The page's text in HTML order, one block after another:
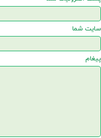
سایت شما
پیغام